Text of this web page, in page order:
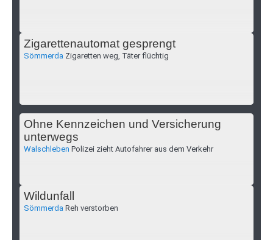
Zigarettenautomat gesprengt
Sömmerda Zigaretten weg, Täter flüchtig
Ohne Kennzeichen und Versicherung
unterwegs
Walschleben Polizei zieht Autofahrer aus dem Verkehr
Wildunfall
Sömmerda Reh verstorben